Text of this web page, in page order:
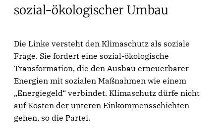
sozial-ökologischer Umbau
Die Linke versteht den Klimaschutz als soziale
Frage. Sie fordert eine sozial-ökologische
Transformation, die den Ausbau erneuerbarer
Energien mit sozialen Maßnahmen wie einem
„Energiegeld“ verbindet. Klimaschutz dürfe nicht
auf Kosten der unteren Einkommensschichten
gehen, so die Partei.